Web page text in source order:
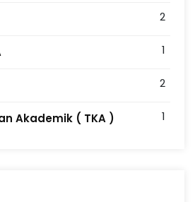
2
1
2
Akademik ( TKA ) 1